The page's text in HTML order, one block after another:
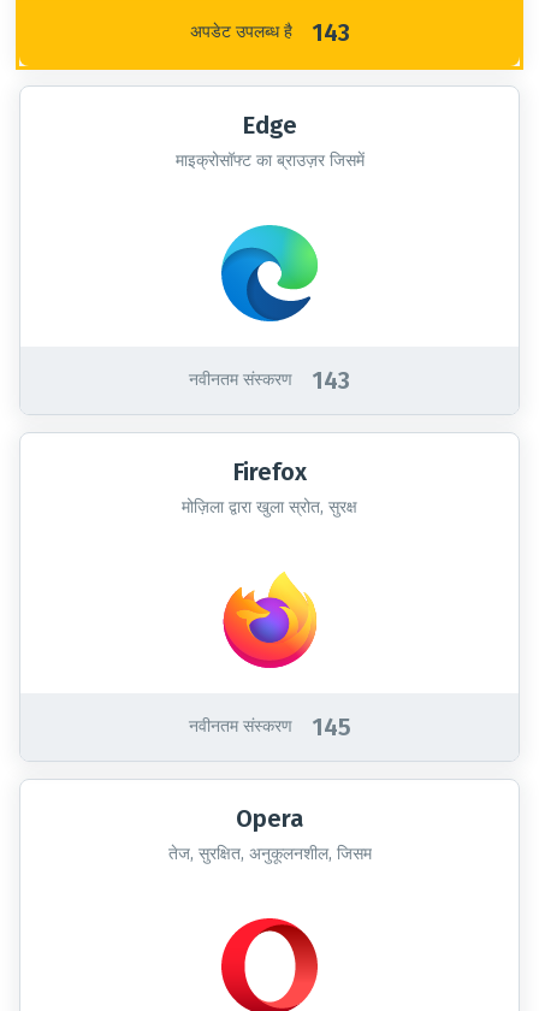
अपडेट उपलब्ध है 143
Edge
माइक्रोसॉफ्ट का ब्राउज़र जिसमें
नवीनतम संस्करण 143
Firefox
मोज़िला द्वारा खुला स्रोत, सुरक्ष
नवीनतम संस्करण 145
Opera
तेज, सुरक्षित, अनुकूलनशील, जिसम